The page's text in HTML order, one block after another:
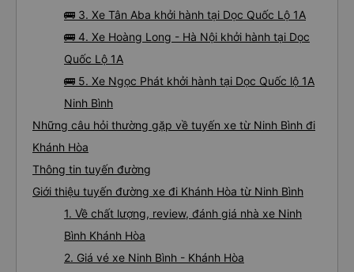
🚌 3. Xe Tân Aba khởi hành tại Dọc Quốc Lộ 1A
🚌 4. Xe Hoàng Long - Hà Nội khởi hành tại Dọc
Quốc Lộ 1A
🚌 5. Xe Ngọc Phát khởi hành tại Dọc Quốc lộ 1A
Ninh Bình
Những câu hỏi thường gặp về tuyến xe từ Ninh Bình đi
Khánh Hòa
Thông tin tuyến đường
Giới thiệu tuyến đường xe đi Khánh Hòa từ Ninh Bình
1. Về chất lượng, review, đánh giá nhà xe Ninh
Bình Khánh Hòa
2. Giá vé xe Ninh Bình - Khánh Hòa